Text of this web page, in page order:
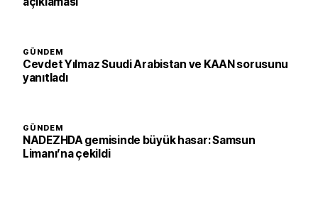
GÜNDEM
Cevdet Yılmaz Suudi Arabistan ve KAAN sorusunu
yanıtladı
GÜNDEM
NADEZHDA gemisinde büyük hasar: Samsun
Limanı’na çekildi